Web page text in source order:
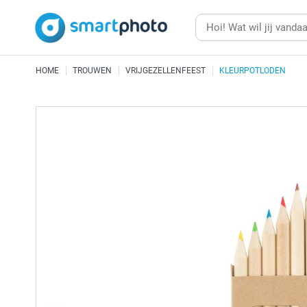
HOME TROUWEN VRIJGEZELLENFEEST KLEURPOTLODEN